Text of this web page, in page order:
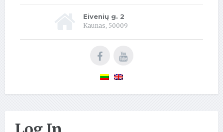
Eivenių g. 2
Kaunas, 50009